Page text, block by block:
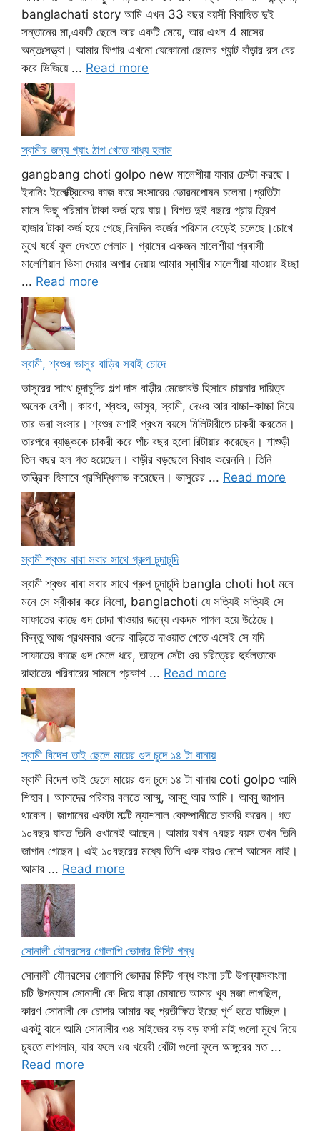
banglachati story আমি এখন 33 বছর বয়সী বিবাহিত দুই
সন্তানের মা,একটি ছেলে আর একটি মেয়ে, আর এখন 4 মাসের
অন্তঃসত্ত্বা। আমার ফিগার এখনো যেকোনো ছেলের প্যান্ট বাঁড়ার রস বের
করে ভিজিয়ে ... Read more
স্বামীর জন্য গ্যাং ঠাপ খেতে বাধ্য হলাম
gangbang choti golpo new মালেশীয়া যাবার চেস্টা করছে।
ইদানিং ইলেক্ট্রিকের কাজ করে সংসারের ভোরনপোষন চলেনা।প্রতিটা
মাসে কিছু পরিমান টাকা কর্জ হয়ে যায়। বিগত দুই বছরে প্রায় ত্রিশ
হাজার টাকা কর্জ হয়ে গেছে,দিনদিন কর্জের পরিমান বেড়েই চলেছে।চোখে
মুখে ষর্ষে ফুল দেখতে পেলাম। গ্রামের একজন মালেশীয়া প্রবাসী
মালেশিয়ান ভিসা দেয়ার অপার দেয়ায় আমার স্বামীর মালেশীয়া যাওয়ার ইচ্ছা
... Read more
স্বামী, শ্বশুর ভাসুর বাড়ির সবাই চোদে
ভাসুরের সাথে চুদাচুদির গল্প দাস বাড়ীর মেজোবউ হিসাবে চায়নার দায়িত্ব
অনেক বেশী। কারণ, শ্বশুর, ভাসুর, স্বামী, দেওর আর বাচ্চা-কাচ্চা নিয়ে
তার ভরা সংসার। শ্বশুর মশাই প্রথম বয়সে মিলিটারীতে চাকরী করতেন।
তারপরে ব্যাঙ্ককে চাকরী করে পাঁচ বছর হলো রিটায়ার করেছেন। শাশুড়ী
তিন বছর হল গত হয়েছেন। বাড়ীর বড়ছেলে বিবাহ করেননি। তিনি
তান্ত্রিক হিসাবে প্রসিদ্ধিলাভ করেছেন। ভাসুরের ... Read more
স্বামী শ্বশুর বাবা সবার সাথে গ্রুপ চুদাচুদি
স্বামী শ্বশুর বাবা সবার সাথে গ্রুপ চুদাচুদি bangla choti hot মনে
মনে সে স্বীকার করে নিলো, banglachoti যে সত্যিই সত্যিই সে
সাফাতের কাছে গুদ চোদা খাওয়ার জন্যে একদম পাগল হয়ে উঠেছে।
কিন্তু আজ প্রথমবার ওদের বাড়িতে দাওয়াত খেতে এসেই সে যদি
সাফাতের কাছে গুদ মেলে ধরে, তাহলে সেটা ওর চরিত্রের দুর্বলতাকে
রাহাতের পরিবারের সামনে প্রকাশ ... Read more
স্বামী বিদেশ তাই ছেলে মায়ের গুদ চুদে ১৪ টা বানায়
স্বামী বিদেশ তাই ছেলে মায়ের গুদ চুদে ১৪ টা বানায় coti golpo আমি
শিহাব। আমাদের পরিবার বলতে আম্মু, আব্বু আর আমি। আব্বু জাপান
থাকেন। জাপানের একটা মাল্টি ন্যাশনাল কোম্পানীতে চাকরি করেন। গত
১০বছর যাবত তিনি ওখানেই আছেন। আমার যখন ৭বছর বয়স তখন তিনি
জাপান গেছেন। এই ১০বছরের মধ্যে তিনি এক বারও দেশে আসেন নাই।
আমার ... Read more
সোনালী যৌনরসের গোলাপি ভোদার মিস্টি গন্ধ
সোনালী যৌনরসের গোলাপি ভোদার মিস্টি গন্ধ বাংলা চটি উপন্যাসবাংলা
চটি উপন্যাস সোনালী কে দিয়ে বাড়া চোষাতে আমার খুব মজা লাগছিল,
কারণ সোনালী কে চোদার আমার বহু প্রতীক্ষিত ইচ্ছে পুর্ণ হতে যাচ্ছিল।
একটু বাদে আমি সোনালীর ৩৪ সাইজের বড় বড় ফর্সা মাই গুলো মুখে নিয়ে
চুষতে লাগলাম, যার ফলে ওর খয়েরী বোঁটা গুলো ফুলে আঙ্গুরের মত ...
Read more